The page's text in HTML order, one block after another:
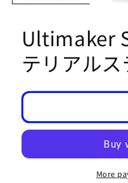
Ultimaker
テリアル
More